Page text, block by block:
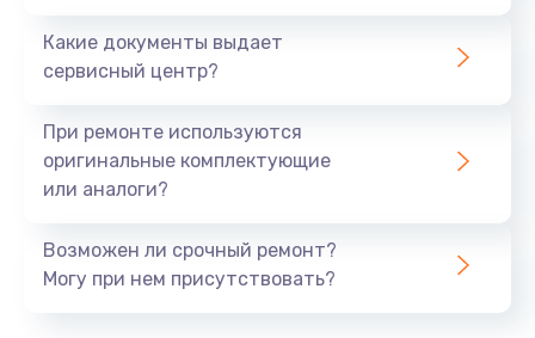
Какие документы выдает
сервисный центр?
При ремонте используются
оригинальные комплектующие
или аналоги?
Возможен ли срочный ремонт?
Могу при нем присутствовать?